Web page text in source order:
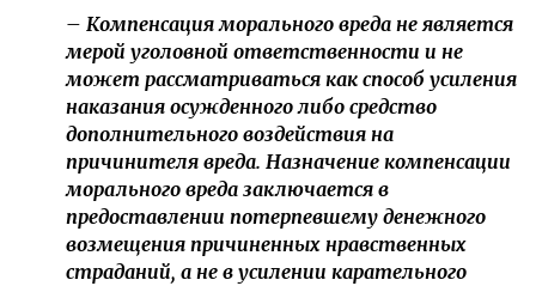
– Компенсация морального вреда не является
мерой уголовной ответственности и не
может рассматриваться как способ усиления
наказания осужденного либо средство
дополнительного воздействия на
причинителя вреда. Назначение компенсации
морального вреда заключается в
предоставлении потерпевшему денежного
возмещения причиненных нравственных
страданий, а не в усилении карательного